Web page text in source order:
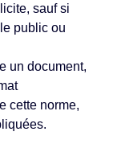
sauf si
public ou
un document,
cette norme,